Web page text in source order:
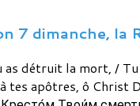
7 dimanche, la
as détruit la mort, /
tes apôtres, ô Christ